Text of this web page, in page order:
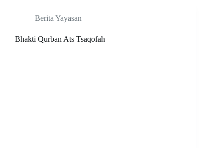
Berita Yayasan
Bhakti Qurban Ats Tsaqofah